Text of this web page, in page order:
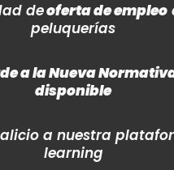
deoferta de empleo
peluquerías
a la Nueva
disponible
a nuestra
learning